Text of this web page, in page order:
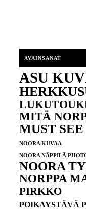
AVAINSANAT
ASU
MITÄ
MUST SEE
NOORA KUVAA
NOORA NÄPPILÄ
NOORA
NORPPA
PIRKKO
POIKAYSTÄVÄ